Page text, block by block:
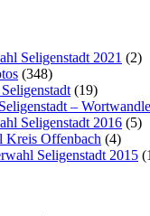
Seligenstadt 2021 (2)
(348)
(19)
–
Seligenstadt 2016 (5)
Kreis Offenbach (4)
Seligenstadt 2015